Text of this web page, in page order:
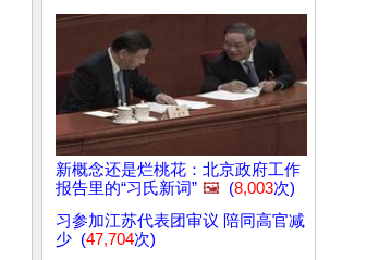
新概念还是烂桃花：北京政府工作
报告里的“习氏新词” 🖼️ (8,003次)
习参加江苏代表团审议 陪同高官减
少 (47,704次)